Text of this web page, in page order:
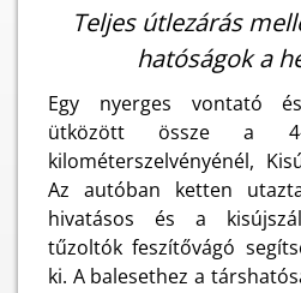
Teljes útlezárás
hatóságok a
Egy nyerges vontató
ütközött össze a
kilométerszelvényénél,
Az autóban ketten
hivatásos és a
tűzoltók feszítővágó
ki. A balesethez a